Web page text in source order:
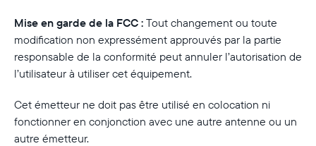
Mise en garde de la FCC : Tout changement ou toute
modification non expressément approuvés par la partie
responsable de la conformité peut annuler l’autorisation de
l’utilisateur à utiliser cet équipement.
Cet émetteur ne doit pas être utilisé en colocation ni
fonctionner en conjonction avec une autre antenne ou un
autre émetteur.